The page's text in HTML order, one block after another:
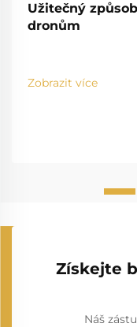
Užitečný
dronům
Zobrazit více
Získejte
Náš